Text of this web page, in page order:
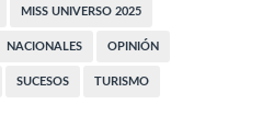
MISS UNIVERSO 2025
NACIONALES OPINIÓN
SUCESOS TURISMO